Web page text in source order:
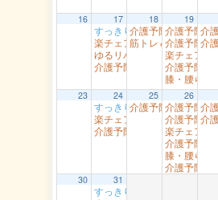
16 17
すっきり体操 湖南10:00
楽チェア体操 丸由10:00
ゆるリハ体操 幸町南館
介護予防智頭 総合センター
18
介護予防岩美（す
筋トレ＆ストレッ
19
介護予防
介護予防智
楽チェア
介護予防岩
膝・腰ら
介
介
23 24
すっきり体操 湖南10:00
楽チェア体操 丸由10:00
介護予防智頭 総合センター
25
介護予防岩美（す
26
介護予防
介護予防智
楽チェア体
介護予防岩
膝・腰ら
介護予防智
介
介
30 31
すっきり体操 湖南